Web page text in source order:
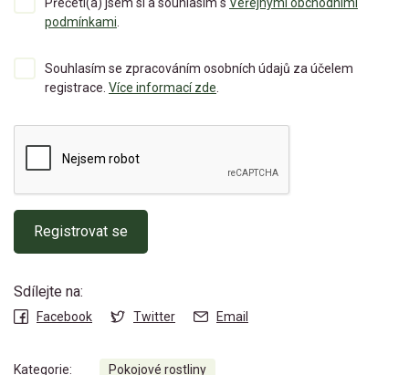
Přečetl(a) jsem si a souhlasím s Veřejnými obchodními
podmínkami.
Souhlasím se zpracováním osobních údajů za účelem
registrace. Více informací zde.
Registrovat se
Sdílejte na:
Facebook Twitter Email
Kategorie: Pokojové rostliny